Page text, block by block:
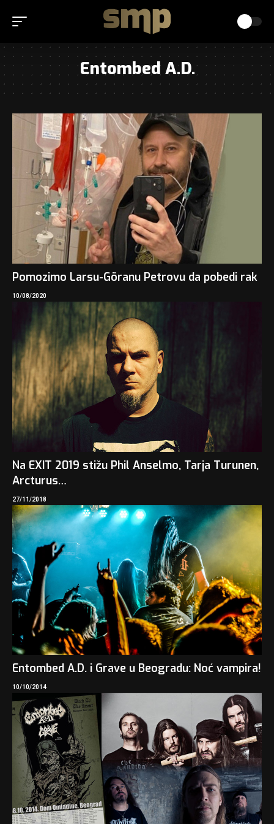
Entombed A.D.
Pomozimo Larsu-Göranu Petrovu da pobedi rak
10/08/2020
Na EXIT 2019 stižu Phil Anselmo, Tarja Turunen,
Arcturus…
27/11/2018
Entombed A.D. i Grave u Beogradu: Noć vampira!
10/10/2014